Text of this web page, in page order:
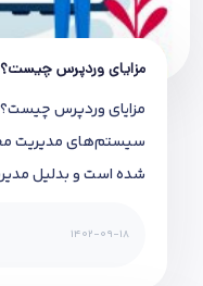
مزایای وردپرس چیست؟
مزایای وردپرس
شده است و بدلیل
1402-09-18